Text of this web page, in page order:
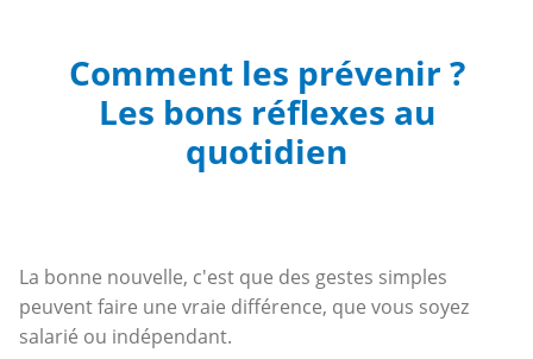
Comment les prévenir ?
Les bons réflexes au
quotidien
La bonne nouvelle, c'est que des gestes simples
peuvent faire une vraie différence, que vous soyez
salarié ou indépendant.